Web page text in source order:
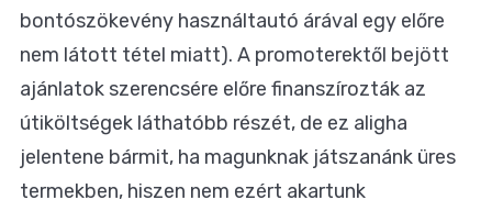
bontószökevény használtautó árával egy előre
nem látott tétel miatt). A promoterektől bejött
ajánlatok szerencsére előre finanszírozták az
útiköltségek láthatóbb részét, de ez aligha
jelentene bármit, ha magunknak játszanánk üres
termekben, hiszen nem ezért akartunk